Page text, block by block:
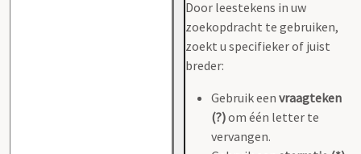
Door leestekens in uw
zoekopdracht te gebruiken,
zoekt u specifieker of juist
breder:
Gebruik een vraagteken
(?)om één letter te
vervangen.